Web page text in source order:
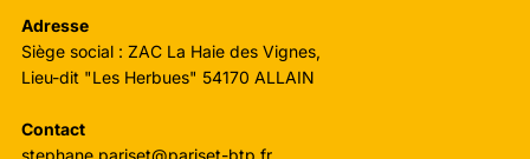
Adresse
Siège social : ZAC La Haie des Vignes,
Lieu-dit "Les Herbues" 54170 ALLAIN
Contact